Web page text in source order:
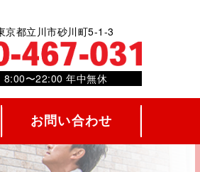
京都立川市砂川町5-1-3
8:00〜22:00 年中無休
お問い合わせ